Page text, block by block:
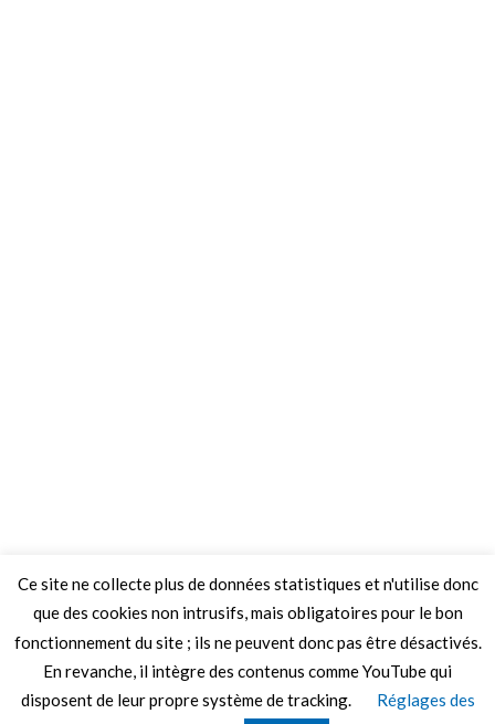
Ce site ne collecte plus de données statistiques et n'utilise donc
que des cookies non intrusifs, mais obligatoires pour le bon
fonctionnement du site ; ils ne peuvent donc pas être désactivés.
En revanche, il intègre des contenus comme YouTube qui
disposent de leur propre système de tracking.
Réglages des